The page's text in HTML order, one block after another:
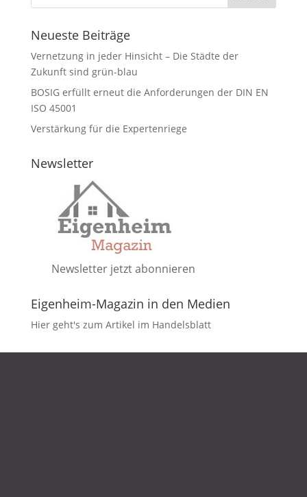
Neueste Beiträge
Vernetzung in jeder Hinsicht – Die Städte der
Zukunft sind grün-blau
BOSIG erfüllt erneut die Anforderungen der DIN EN
ISO 45001
Verstärkung für die Expertenriege
Newsletter
Newsletter jetzt abonnieren
Eigenheim-Magazin in den Medien
Hier geht's zum Artikel im Handelsblatt
DATENSCHUTZ